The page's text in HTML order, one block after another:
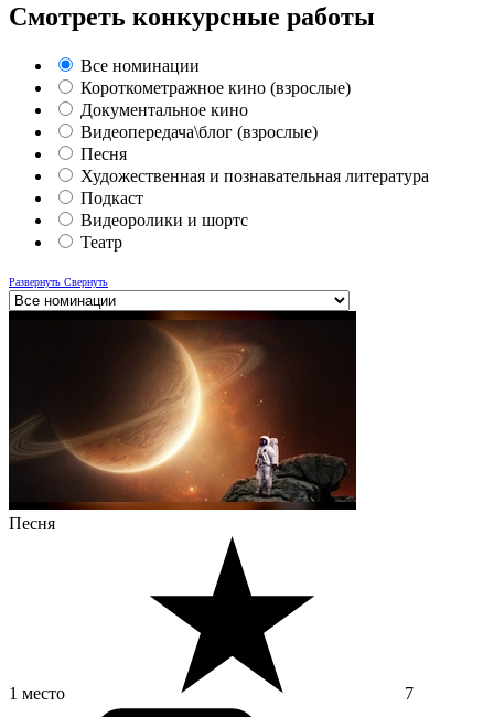
Смотреть конкурсные работы
Все номинации
Короткометражное кино (взрослые)
Документальное кино
Видеопередача\блог (взрослые)
Песня
Художественная и познавательная литература
Подкаст
Видеоролики и шортс
Театр
Развернуть Свернуть
Песня
1 место 7